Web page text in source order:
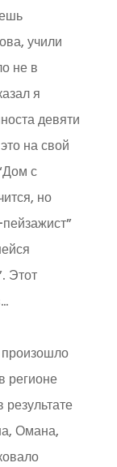
учили
не в
я
девяти
на свой
с
но
Этот
регионе
Омана,